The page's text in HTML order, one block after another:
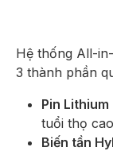
Hệ thống All-
3 thành phần
Pin Lithium
tuổi thọ
Biến tần